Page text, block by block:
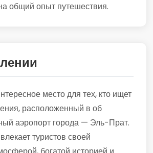
общий опыт путешествия.
место для тех, кто ищет
расположенный в об
аэропорт города — Эль-Прат.
туристов своей